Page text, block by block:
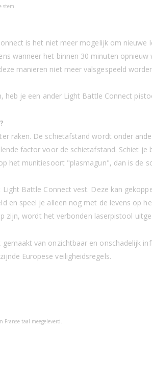
stem.
is het niet meer mogelijk om
wanneer het binnen 30 minuten
manieren niet meer valsgespeeld
heb je een ander Light Battle Connect
raken. De schietafstand wordt onder
factor voor de schietafstand. Schiet
het munitiesoort "plasmagun", dan is de
Battle Connect vest. Deze kan
en speel je alleen nog met de levens op
zijn, wordt het verbonden laserpistool
van onzichtbaar en onschadelijk
Europese veiligheidsregels.
taal meegeleverd.